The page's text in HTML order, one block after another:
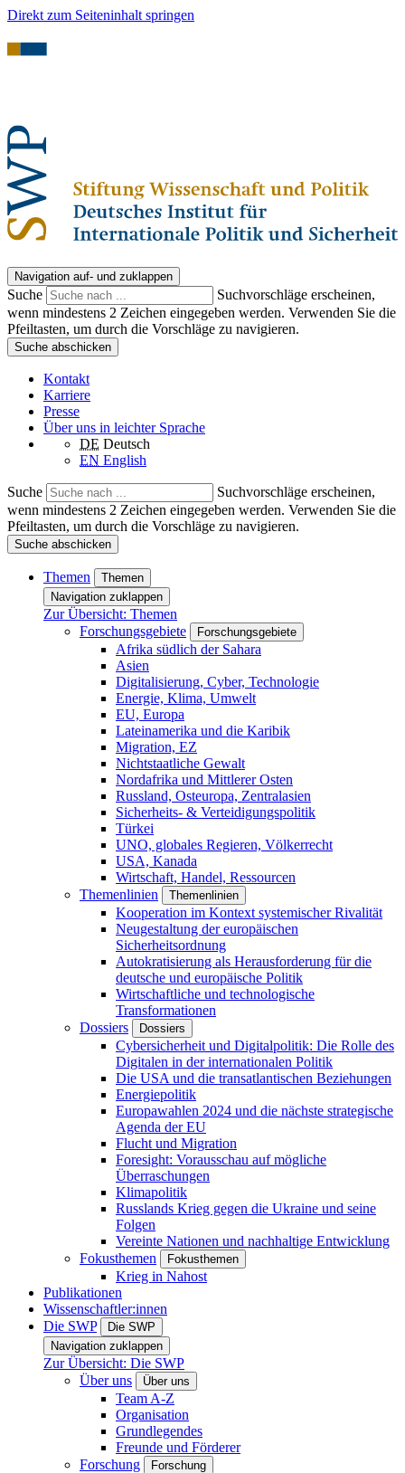
Direkt zum Seiteninhalt springen
Navigation auf- und zuklappen
Suche
Suchvorschläge erscheinen,
wenn mindestens 2 Zeichen eingegeben werden. Verwenden Sie die
Pfeiltasten, um durch die Vorschläge zu navigieren.
Suche abschicken
Kontakt
Karriere
Presse
Über uns in leichter Sprache
DE Deutsch
EN English
Suche
Suchvorschläge erscheinen,
wenn mindestens 2 Zeichen eingegeben werden. Verwenden Sie die
Pfeiltasten, um durch die Vorschläge zu navigieren.
Suche abschicken
Themen
Themen
Navigation zuklappen
Zur Übersicht: Themen
Forschungsgebiete
Forschungsgebiete
Afrika südlich der Sahara
Asien
Digitalisierung, Cyber, Technologie
Energie, Klima, Umwelt
EU, Europa
Lateinamerika und die Karibik
Migration, EZ
Nichtstaatliche Gewalt
Nordafrika und Mittlerer Osten
Russland, Osteuropa, Zentralasien
Sicherheits- & Verteidigungspolitik
Türkei
UNO, globales Regieren, Völkerrecht
USA, Kanada
Wirtschaft, Handel, Ressourcen
Themenlinien
Themenlinien
Kooperation im Kontext systemischer Rivalität
Neugestaltung der europäischen
Sicherheitsordnung
Autokratisierung als Herausforderung für die
deutsche und europäische Politik
Wirtschaftliche und technologische
Transformationen
Dossiers
Dossiers
Cybersicherheit und Digitalpolitik: Die Rolle des
Digitalen in der internationalen Politik
Die USA und die transatlantischen Beziehungen
Energiepolitik
Europawahlen 2024 und die nächste strategische
Agenda der EU
Flucht und Migration
Foresight: Vorausschau auf mögliche
Überraschungen
Klimapolitik
Russlands Krieg gegen die Ukraine und seine
Folgen
Vereinte Nationen und nachhaltige Entwicklung
Fokusthemen
Fokusthemen
Krieg in Nahost
Publikationen
Wissenschaftler:innen
Die SWP
Die SWP
Navigation zuklappen
Zur Übersicht: Die SWP
Über uns
Über uns
Team A-Z
Organisation
Grundlegendes
Freunde und Förderer
Forschung
Forschung